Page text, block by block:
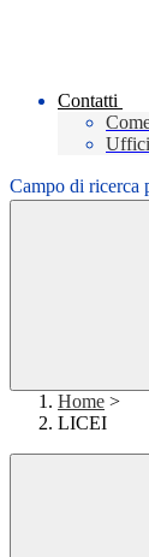
Contatti
Uffici
Campo di ricerca
Home >
LICEI